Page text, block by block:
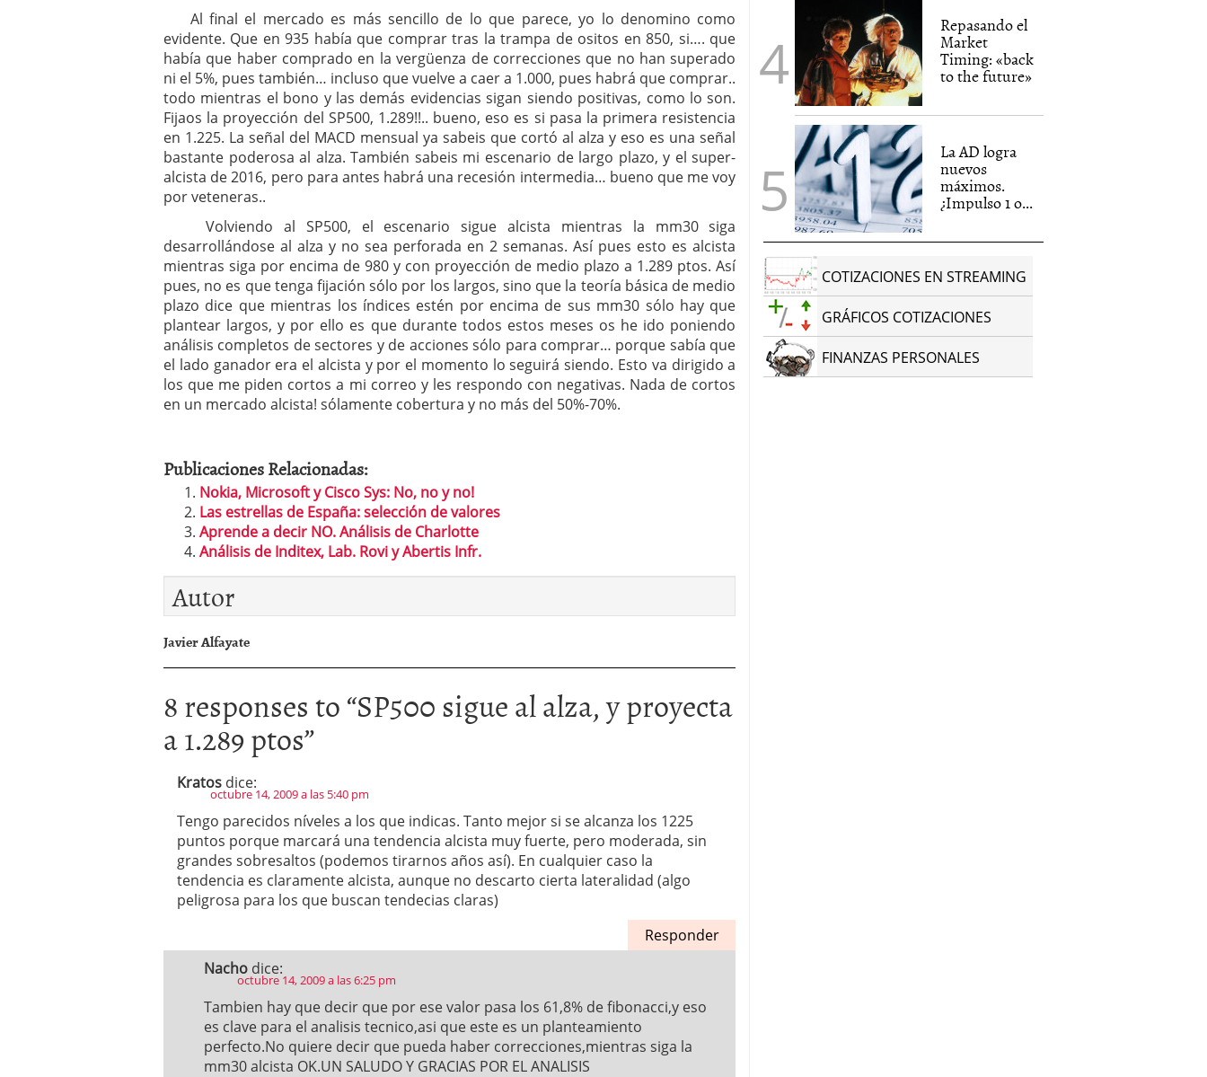
Al final el mercado es más sencillo de lo que parece, yo lo denomino como
evidente. Que en 935 había que comprar tras la trampa de ositos en 850, si…. que
había que haber comprado en la vergüenza de correcciones que no han superado
ni el 5%, pues también… incluso que vuelve a caer a 1.000, pues habrá que comprar..
todo mientras el bono y las demás evidencias sigan siendo positivas, como lo son.
Fijaos la proyección del SP500, 1.289!!.. bueno, eso es si pasa la primera resistencia
en 1.225. La señal del MACD mensual ya sabeis que cortó al alza y eso es una señal
bastante poderosa al alza. También sabeis mi escenario de largo plazo, y el super-
alcista de 2016, pero para antes habrá una recesión intermedia… bueno que me voy
por veteneras..
Volviendo al SP500, el escenario sigue alcista mientras la mm30 siga
desarrollándose al alza y no sea perforada en 2 semanas. Así pues esto es alcista
mientras siga por encima de 980 y con proyección de medio plazo a 1.289 ptos. Así
pues, no es que tenga fijación sólo por los largos, sino que la teoría básica de medio
plazo dice que mientras los índices estén por encima de sus mm30 sólo hay que
plantear largos, y por ello es que durante todos estos meses os he ido poniendo
análisis completos de sectores y de acciones sólo para comprar… porque sabía que
el lado ganador era el alcista y por el momento lo seguirá siendo. Esto va dirigido a
los que me piden cortos a mi correo y les respondo con negativas. Nada de cortos
en un mercado alcista! sólamente cobertura y no más del 50%-70%.
Publicaciones Relacionadas:
Nokia, Microsoft y Cisco Sys: No, no y no!
Las estrellas de España: selección de valores
Aprende a decir NO. Análisis de Charlotte
Análisis de Inditex, Lab. Rovi y Abertis Infr.
Autor
Javier Alfayate
8 responses to “SP500 sigue al alza, y proyecta
a 1.289 ptos”
Kratos dice:
octubre 14, 2009 a las 5:40 pm
Tengo parecidos níveles a los que indicas. Tanto mejor si se alcanza los 1225
puntos porque marcará una tendencia alcista muy fuerte, pero moderada, sin
grandes sobresaltos (podemos tirarnos años así). En cualquier caso la
tendencia es claramente alcista, aunque no descarto cierta lateralidad (algo
peligrosa para los que buscan tendecias claras)
Responder
Nacho dice:
octubre 14, 2009 a las 6:25 pm
Tambien hay que decir que por ese valor pasa los 61,8% de fibonacci,y eso
es clave para el analisis tecnico,asi que este es un planteamiento
perfecto.No quiere decir que pueda haber correcciones,mientras siga la
mm30 alcista OK.UN SALUDO Y GRACIAS POR EL ANALISIS
Repasando el
Market
Timing: «back
to the future»
La AD logra
nuevos
máximos.
¿Impulso 1 o...
COTIZACIONES EN STREAMING
GRÁFICOS COTIZACIONES
FINANZAS PERSONALES